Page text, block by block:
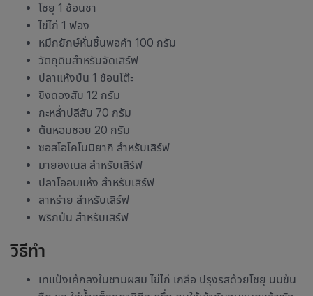
โชยุ 1 ช้อนชา
ไข่ไก่ 1 ฟอง
หมึกยักษ์หั่นชิ้นพอคำ 100 กรัม
วัตถุดิบสำหรับจัดเสิร์ฟ
ปลาแห้งป่น 1 ช้อนโต๊ะ
ขิงดองสับ 12 กรัม
กะหล่ำปลีสับ 70 กรัม
ต้นหอมซอย 20 กรัม
ซอสโอโคโนมิยากิ สำหรับเสิร์ฟ
มายองเนส สำหรับเสิร์ฟ
ปลาโออบแห้ง สำหรับเสิร์ฟ
สาหร่าย สำหรับเสิร์ฟ
พริกป่น สำหรับเสิร์ฟ
วิธีทำ
เทแป้งเค้กลงในชามผสม ไข่ไก่ เกลือ ปรุงรสด้วยโชยุ นมข้น